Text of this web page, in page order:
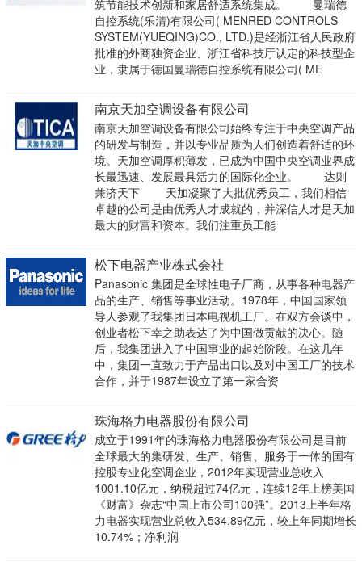
筑节能技术创新和家居舒适系统集成。 曼瑞德
自控系统(乐清)有限公司( MENRED CONTROLS
SYSTEM(YUEQING)CO., LTD.)是经浙江省人民政府
批准的外商独资企业、浙江省科技厅认定的科技型企
业，隶属于德国曼瑞德自控系统有限公司( ME
南京天加空调设备有限公司
南京天加空调设备有限公司始终专注于中央空调产品
的研发与制造，并以专业品质为人们创造着舒适的环
境。天加空调厚积薄发，已成为中国中央空调业界成
长最迅速、发展最具活力的国际化企业。 达则
兼济天下 天加凝聚了大批优秀员工，我们相信
卓越的公司是由优秀人才成就的，并深信人才是天加
最大的财富和资本。我们注重员工能
松下电器产业株式会社
Panasonic 集团是全球性电子厂商，从事各种电器产
品的生产、销售等事业活动。1978年，中国国家领
导人参观了我集团日本电视机工厂。在双方会谈中，
创业者松下幸之助表达了为中国做贡献的决心。随
后，我集团进入了中国事业的起始阶段。在这几年
中，集团一直致力于产品出口以及对中国工厂的技术
合作，并于1987年设立了第一家合资
珠海格力电器股份有限公司
成立于1991年的珠海格力电器股份有限公司是目前
全球最大的集研发、生产、销售、服务于一体的国有
控股专业化空调企业，2012年实现营业总收入
1001.10亿元，纳税超过74亿元，连续12年上榜美国
《财富》杂志“中国上市公司100强”。2013上半年格
力电器实现营业总收入534.89亿元，较上年同期增长
10.74%；净利润